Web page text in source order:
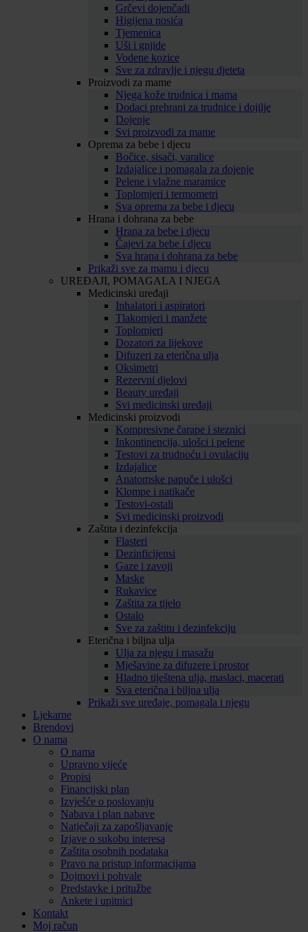
Grčevi dojenčadi
Higijena nosića
Tjemenica
Uši i gnjide
Vodene kozice
Sve za zdravlje i njegu djeteta
Proizvodi za mame
Njega kože trudnica i mama
Dodaci prehrani za trudnice i dojilje
Dojenje
Svi proizvodi za mame
Oprema za bebe i djecu
Bočice, sisači, varalice
Izdajalice i pomagala za dojenje
Pelene i vlažne maramice
Toplomjeri i termometri
Sva oprema za bebe i djecu
Hrana i dohrana za bebe
Hrana za bebe i djecu
Čajevi za bebe i djecu
Sva hrana i dohrana za bebe
Prikaži sve za mamu i djecu
UREĐAJI, POMAGALA I NJEGA
Medicinski uređaji
Inhalatori i aspiratori
Tlakomjeri i manžete
Toplomjeri
Dozatori za lijekove
Difuzeri za eterična ulja
Oksimetri
Rezervni djelovi
Beauty uređaji
Svi medicinski uređaji
Medicinski proizvodi
Kompresivne čarape i steznici
Inkontinencija, ulošci i pelene
Testovi za trudnoću i ovulaciju
Izdajalice
Anatomske papuče i ulošci
Klompe i natikače
Testovi-ostali
Svi medicinski proizvodi
Zaštita i dezinfekcija
Flasteri
Dezinficijensi
Gaze i zavoji
Maske
Rukavice
Zaštita za tijelo
Ostalo
Sve za zaštitu i dezinfekciju
Eterična i biljna ulja
Ulja za njegu i masažu
Mješavine za difuzere i prostor
Hladno tiještena ulja, maslaci, macerati
Sva eterična i biljna ulja
Prikaži sve uređaje, pomagala i njegu
Ljekarne
Brendovi
O nama
O nama
Upravno vijeće
Propisi
Financijski plan
Izvješće o poslovanju
Nabava i plan nabave
Natječaji za zapošljavanje
Izjave o sukobu interesa
Zaštita osobnih podataka
Pravo na pristup informacijama
Dojmovi i pohvale
Predstavke i pritužbe
Ankete i upitnici
Kontakt
Moj račun